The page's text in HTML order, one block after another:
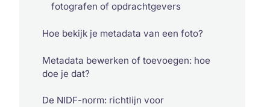
fotografen of opdrachtgevers
Hoe bekijk je metadata van een foto?
Metadata bewerken of toevoegen: hoe
doe je dat?
De NIDF-norm: richtlijn voor